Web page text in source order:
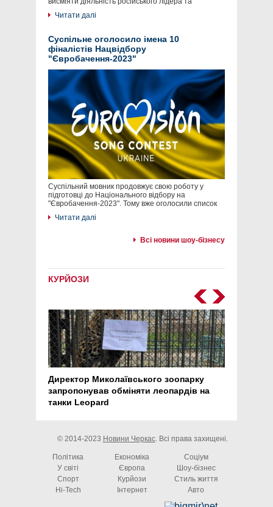
Читати далі
Суспільне оголосило імена 10
фіналістів Нацвідбору
"Євробачення-2023"
Суспільний мовник продовжує свою роботу у
підготовці до Національного відбору на
"Євробачення-2023". Тому вже оголосили список
Читати далі
Всі новини шоу-бізнесу
КУРЙОЗИ
Директор Миколаївського зоопарку
запропонував обміняти леопардів на
танки Leopard
© 2014-2023 Новини Черкас. Всі права захищені.
Політика Економіка
Соціум
У світі
Європа
Шоу-бізнес
Спорт
Курйози
Стиль життя
Hi-Tech
Інтернет Авто